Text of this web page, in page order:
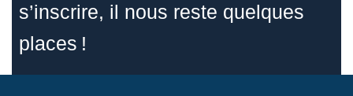
s’inscrire, il nous reste quelques
places !